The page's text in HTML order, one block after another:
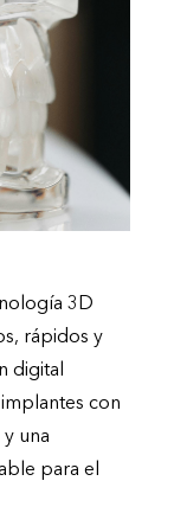
3D
rápidos y
digital
con
una
para el